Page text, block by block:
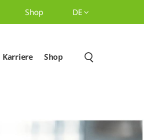
Shop DE
Karriere Shop